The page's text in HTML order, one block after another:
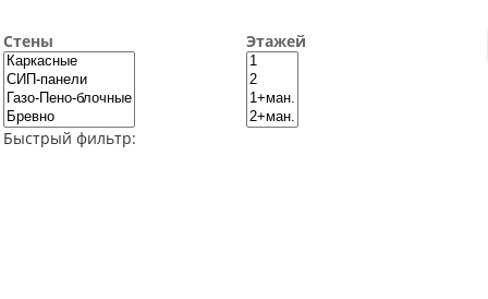
Стены Этажей
Быстрый фильтр: